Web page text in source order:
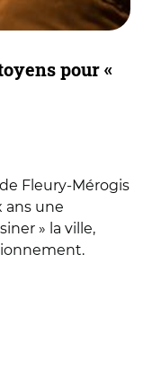
pour «
Fleury-Mérogis
ans une
» la ville,